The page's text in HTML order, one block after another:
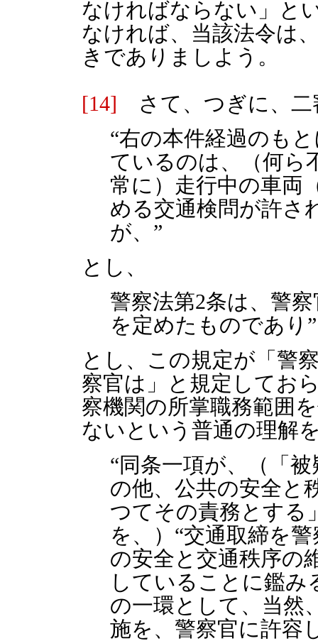
なければならない」と
なければ、当該法令は
きでありましよう。
[14] さて、つぎに、二
“右の本件経過のも
ているのは、（何ら
常に）走行中の車両
める交通検問が許さ
が、”
とし、
警察法第2条は、警
を定めたものであり”
とし、この規定が「警
察官は」と規定してお
察機関の所掌職務範囲
ないという普通の理解
“同条一項が、（「
の他、公共の安全と
つてその責務とする
を、）“交通取締を
の安全と交通秩序の
していることに鑑み
の一環として、当然
施を、警察官に許容